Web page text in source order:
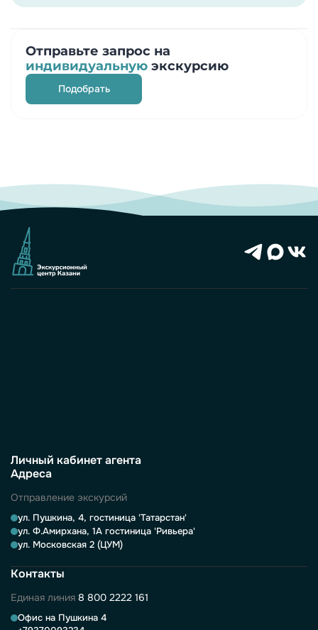
Отправьте запрос на
индивидуальную экскурсию
Подобрать
Личный кабинет агента
Адреса
Отправление экскурсий
ул. Пушкина, 4, гостиница 'Татарстан'
ул. Ф.Амирхана, 1А гостиница 'Ривьера'
ул. Московская 2 (ЦУМ)
Контакты
Единая линия 8 800 2222 161
Офис на Пушкина 4